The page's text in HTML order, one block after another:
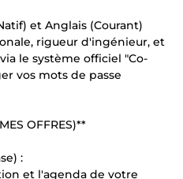
et Anglais (Courant)
rigueur d'ingénieur, et
le système officiel "Co-
vos mots de passe
OFFRES)**
:
et l'agenda de votre